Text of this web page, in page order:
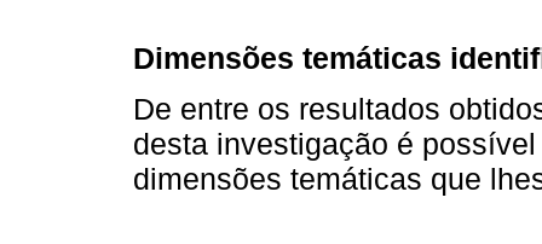
Dimensões temáticas
De entre os resultados
desta investigação é
dimensões temáticas que